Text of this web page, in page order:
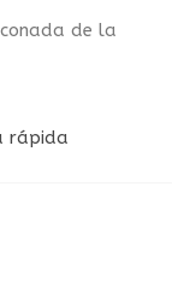
de la
rápida